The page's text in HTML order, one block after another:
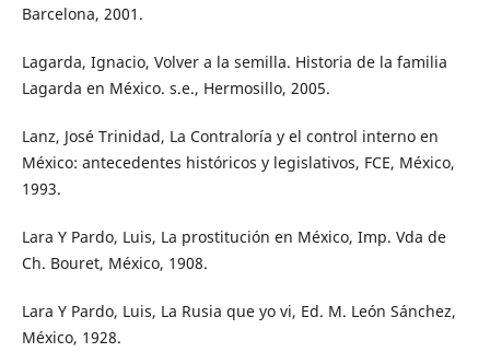
Barcelona, 2001.
Lagarda, Ignacio, Volver a la semilla. Historia de la familia
Lagarda en México. s.e., Hermosillo, 2005.
Lanz, José Trinidad, La Contraloría y el control interno en
México: antecedentes históricos y legislativos, FCE, México,
1993.
Lara Y Pardo, Luis, La prostitución en México, Imp. Vda de
Ch. Bouret, México, 1908.
Lara Y Pardo, Luis, La Rusia que yo vi, Ed. M. León Sánchez,
México, 1928.